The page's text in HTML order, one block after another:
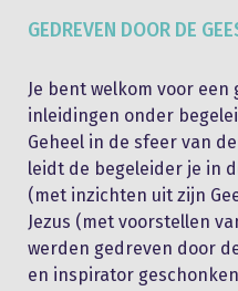
GEDREVEN DOOR DE
Je bent welkom voor
inleidingen onder
Geheel in de sfeer van
leidt de begeleider je in
(met inzichten uit zijn
Jezus (met voorstellen
werden gedreven door
en inspirator